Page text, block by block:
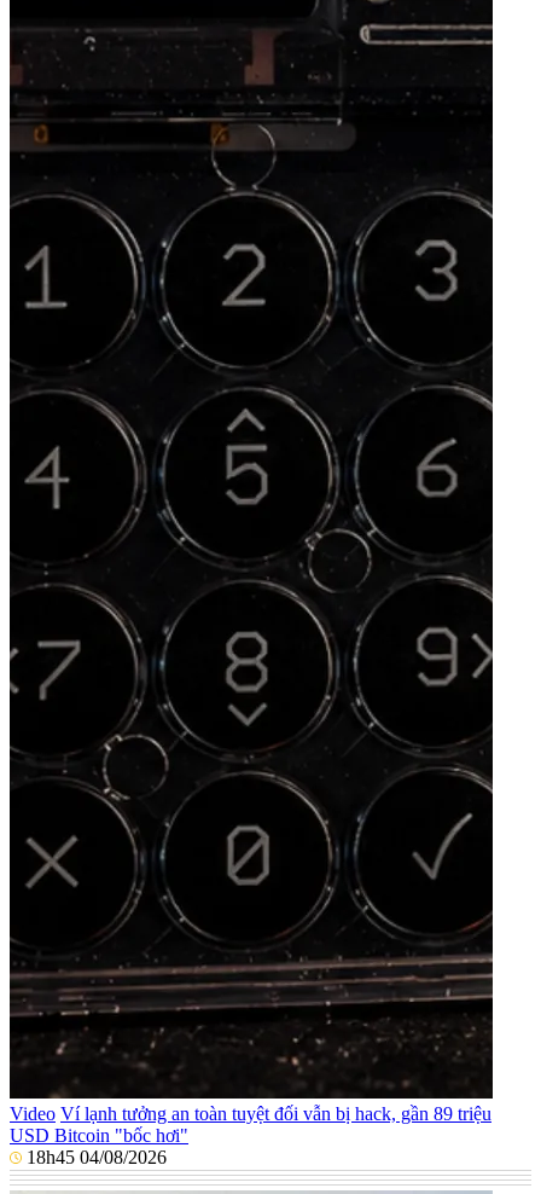
Video Ví lạnh tưởng an toàn tuyệt đối vẫn bị hack, gần 89 triệu
USD Bitcoin "bốc hơi"
18h45 04/08/2026